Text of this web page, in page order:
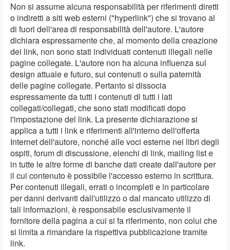
Non si assume alcuna responsabilità per riferimenti diretti
o indiretti a siti web esterni ("hyperlink") che si trovano al
di fuori dell'area di responsabilità dell'autore. L'autore
dichiara espressamente che, al momento della creazione
dei link, non sono stati individuati contenuti illegali nelle
pagine collegate. L'autore non ha alcuna influenza sul
design attuale e futuro, sui contenuti o sulla paternità
delle pagine collegate. Pertanto si dissocia
espressamente da tutti i contenuti di tutti i lati
collegati/collegati, che sono stati modificati dopo
l'impostazione del link. La presente dichiarazione si
applica a tutti i link e riferimenti all'interno dell'offerta
Internet dell'autore, nonché alle voci esterne nei libri degli
ospiti, forum di discussione, elenchi di link, mailing list e
in tutte le altre forme di banche dati create dall'autore per
il cui contenuto è possibile l'accesso esterno in scrittura.
Per contenuti illegali, errati o incompleti e in particolare
per danni derivanti dall'utilizzo o dal mancato utilizzo di
tali informazioni, è responsabile esclusivamente il
fornitore della pagina a cui si fa riferimento, non colui che
si limita a rimandare la rispettiva pubblicazione tramite
link.